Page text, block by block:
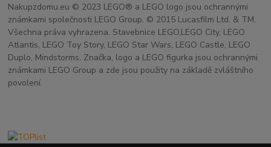
Nakupzdomu.eu © 2023 LEGO® a LEGO logo jsou ochrannými
známkami společnosti LEGO Group. © 2015 Lucasfilm Ltd. & TM.
Všechna práva vyhrazena. Stavebnice LEGO,LEGO City, LEGO
Atlantis, LEGO Toy Story, LEGO Star Wars, LEGO Castle, LEGO
Duplo, Mindstorms. Značka, logo a LEGO figurka jsou ochrannými
známkami LEGO Group a zde jsou použity na základě zvláštního
povolení.